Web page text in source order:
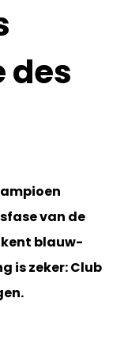
des
van de
kent blauw-
is zeker: Club